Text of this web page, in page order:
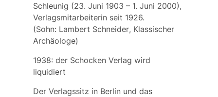
Schleunig (23. Juni 1903 – 1. Juni 2000),
Verlagsmitarbeiterin seit 1926.
(Sohn: Lambert Schneider, Klassischer
Archäologe)
1938: der Schocken Verlag wird
liquidiert
Der Verlagssitz in Berlin und das